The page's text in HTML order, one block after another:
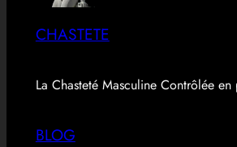
CHASTETE
La Chasteté Masculine Contrôlée en
BLOG